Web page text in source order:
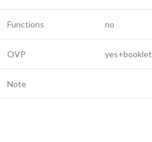
Functions no
OVP yes+booklet
Note